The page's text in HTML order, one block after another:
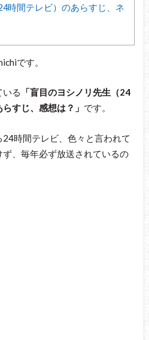
時間テレビ）のあらすじ、ネ
です。
る 「盲目のヨシノリ先生（24
すじ、感想は？」 です。
時間テレビ、色々と言われて
、毎年必ず放送されているの